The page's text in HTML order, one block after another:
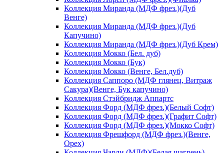
Коллекция Миранда (МДФ фрез.)(Дуб
Венге)
Коллекция Миранда (МДФ фрез.)(Дуб
Капучино)
Коллекция Миранда (МДФ фрез.)(Дуб Крем)
Коллекция Мокко (Бел. дуб)
Коллекция Мокко (Бук)
Коллекция Мокко (Венге, Бел.дуб)
Коллекция Саппоро (МДФ глянец, Витраж
Сакура)(Венге, Бук капучино)
Коллекция Стэйбридж Аппартс
Коллекция Форд (МДФ фрез.)(Белый Софт)
Коллекция Форд (МДФ фрез.)(Графит Софт)
Коллекция Форд (МДФ фрез.)(Мокко Софт)
Коллекция Фрешфорд (МДФ фрез.)(Венге,
Орех)